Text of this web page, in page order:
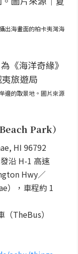
出海畫面的柏卡夷灣海
邊的取景地。圖片來源
Park）
HI 96792
沿 H-1 高速
Hwy／
），車程約 1
TheBus）